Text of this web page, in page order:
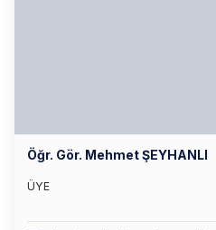
Öğr. Gör. Mehmet ŞEYHANLI
ÜYE